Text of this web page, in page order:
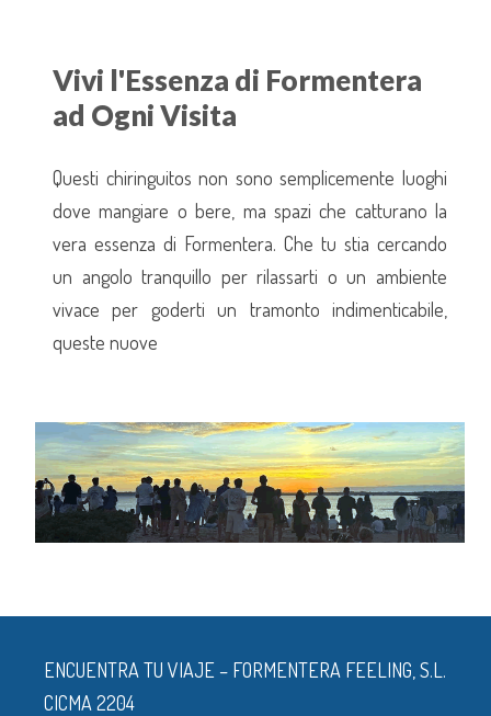
Vivi l'Essenza di Formentera
ad Ogni Visita
Questi chiringuitos non sono semplicemente luoghi
dove mangiare o bere, ma spazi che catturano la
vera essenza di Formentera. Che tu stia cercando
un angolo tranquillo per rilassarti o un ambiente
vivace per goderti un tramonto indimenticabile,
queste nuove
ENCUENTRA TU VIAJE – FORMENTERA FEELING, S.L.
CICMA 2204